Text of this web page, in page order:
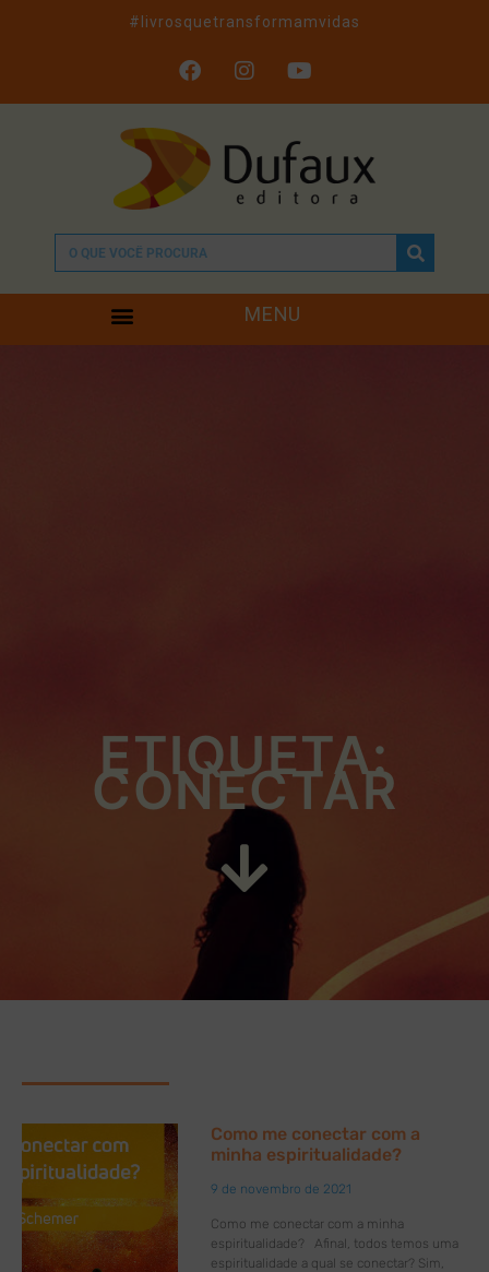
#livrosquetransformamvidas
MENU
ETIQUETA:
CONECTAR
Como me conectar com a
minha espiritualidade?
9 de novembro de 2021
Como me conectar com a minha
espiritualidade? Afinal, todos temos uma
espiritualidade a qual se conectar? Sim,